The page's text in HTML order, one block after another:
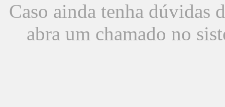
Caso ainda tenha dúvidas
abra um chamado no